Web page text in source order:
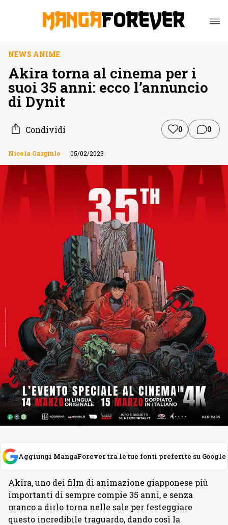
NEWS ANIME
Akira torna al cinema per i
suoi 35 anni: ecco l’annuncio
di Dynit
Condividi 0 0
Nicola Gargiulo 05/02/2023
Aggiungi MangaForever tra le tue fonti preferite su Google
Akira, uno dei film di animazione giapponese più
importanti di sempre compie 35 anni, e senza
manco a dirlo torna nelle sale per festeggiare
questo incredibile traguardo, dando così la